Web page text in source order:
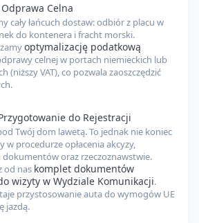
Celna
cały łańcuch dostaw: odbiór z placu w
do kontenera i fracht morski.
optymalizację podatkową
celnej w portach niemieckich lub
(niższy VAT), co pozwala zaoszczędzić
do Rejestracji
Twój dom lawetą. To jednak nie koniec
w procedurze opłacenia akcyzy,
dokumentów oraz rzeczoznawstwie.
od nas komplet dokumentów
wizyty w Wydziale Komunikacji.
przystosowanie auta do wymogów UE
jazdą.